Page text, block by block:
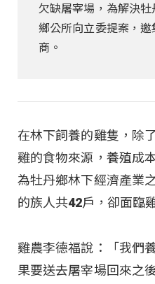
欠缺屠宰場，為解決
鄉公所向立委提案，
商。
在林下飼養的雞隻，除
雞的食物來源，養殖成
為牡丹鄉林下經濟產業
的族人共42戶，卻面臨
雞農李德福說：「我們
果要送去屠宰場回來之